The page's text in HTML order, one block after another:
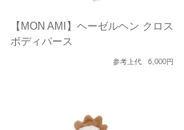
【MON AMI】ヘーゼルヘン クロス
ボディパース
参考上代 6,000円